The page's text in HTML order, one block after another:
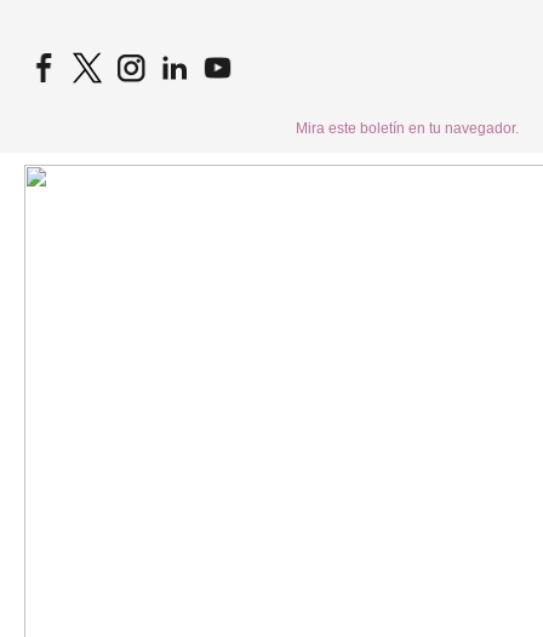
Mira este boletín en tu navegador.